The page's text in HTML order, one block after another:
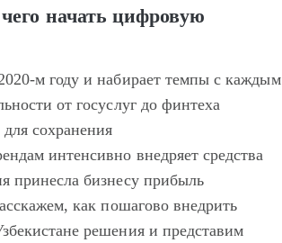
начать цифровую
году и набирает темпы с каждым
от госуслуг до финтеха
сохранения
интенсивно внедряет средства
принесла бизнесу прибыль
как пошагово внедрить
решения и представим